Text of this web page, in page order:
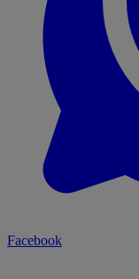
Facebook